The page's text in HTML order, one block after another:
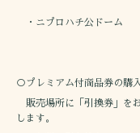
・ニプロハチ公ドーム
○プレミアム付商品券の購
販売場所に「引換券」を
します。